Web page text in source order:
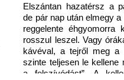
Elszántan hazatérsz a
de pár nap után elmegy
reggelente éhgyomorra
rosszul leszel. Vagy
kávéval, a tejről meg a
szinte teljesen le kellene
a felszívódást”. A